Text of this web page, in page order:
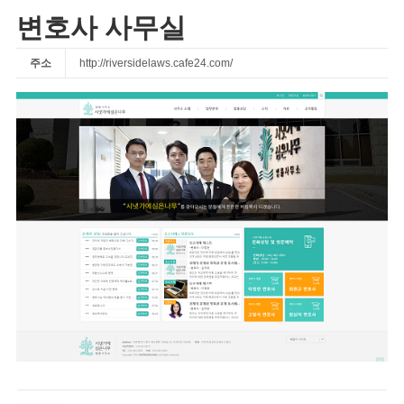
변호사 사무실
주소 http://riversidelaws.cafe24.com/